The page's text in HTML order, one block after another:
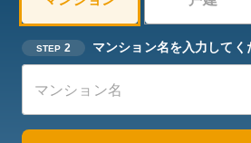
STEP 2 マンション名を入力してく